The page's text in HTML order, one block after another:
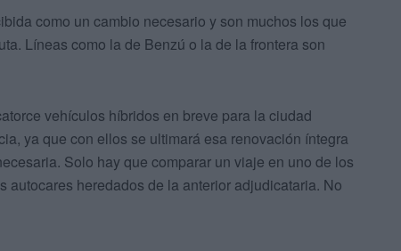
como un cambio necesario y son muchos los que
Líneas como la de Benzú o la de la frontera son
vehículos híbridos en breve para la ciudad
ya que con ellos se ultimará esa renovación íntegra
Solo hay que comparar un viaje en uno de los
heredados de la anterior adjudicataria. No